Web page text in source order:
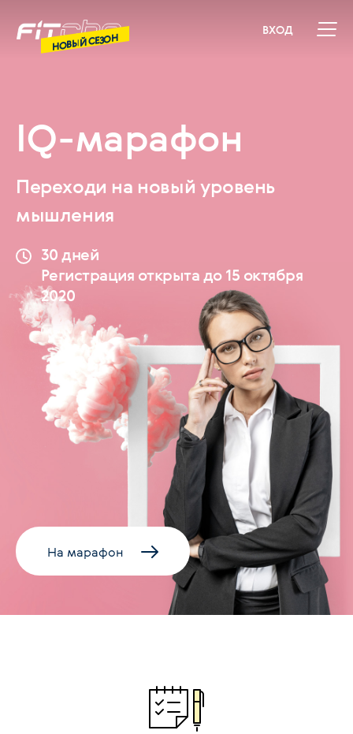
IQ-марафон
Переходи на новый уровень
мышления
30 дней
Регистрация открыта до 15 октября
2020
На марафон
НОВЫЙ СЕЗОН
ВХОД